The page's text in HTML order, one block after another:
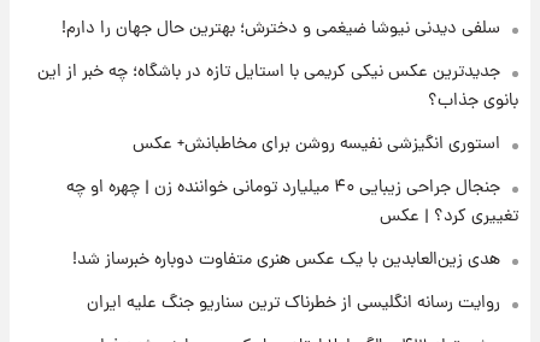
فال روزانه واقعی یکشنبه ۱۸ مرداد ۱۴۰۵
ارزش سهام عدالت برای امروز ۱۷ مرداد ۱۴۰۵ +
لیونل مسی عزادار شد! + جزئیات
سلفی دیدنی نیوشا ضیغمی و دخترش؛ بهترین حال جهان را دارم!
جدیدترین عکس نیکی کریمی با استایل تازه در باشگاه؛ چه خبر از این
بانوی جذاب؟
استوری انگیزشی نفیسه روشن برای مخاطبانش+ عکس
جنجال جراحی زیبایی ۴۰ میلیارد تومانی خواننده زن | چهره او چه
تغییری کرد؟ | عکس
هدی زین‌العابدین با یک عکس هنری متفاوت دوباره خبرساز شد!
روایت رسانه انگلیسی از خطرناک ترین سناریو جنگ علیه ایران